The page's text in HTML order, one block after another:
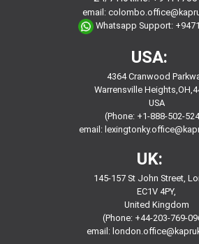
email:
Whatsapp Support:
USA:
4364 Cranwood
Warrensville
USA
(Phone: +1-888-502-
email:
UK:
145-157 St John Street,
EC1V 4PY,
United Kingdom
(Phone: +44-203-769-
email: